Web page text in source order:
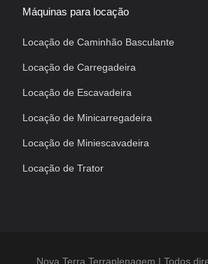
Máquinas para locação
Locação de Caminhão Basculante
Locação de Carregadeira
Locação de Escavadeira
Locação de Minicarregadeira
Locação de Miniescavadeira
Locação de Trator
Nova Terra Terraplenagem | Todos